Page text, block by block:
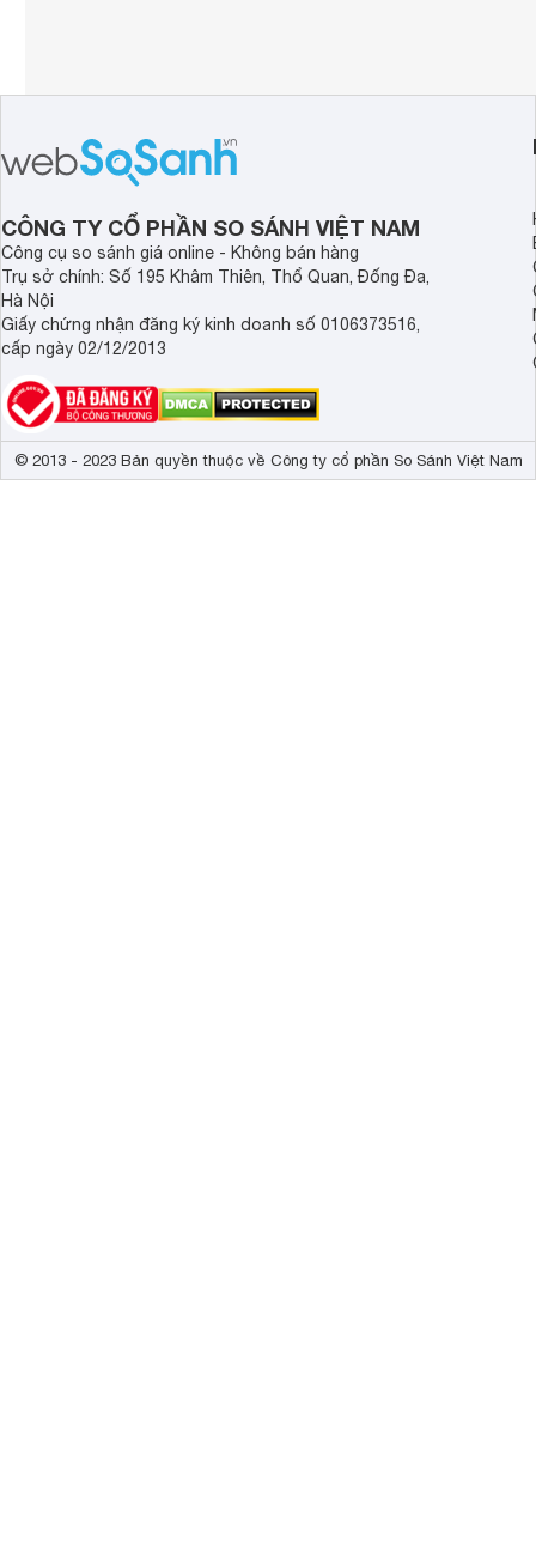
CÔNG TY CỔ PHẦN SO SÁNH VIỆT NAM
Công cụ so sánh giá online - Không bán hàng
Trụ sở chính: Số 195 Khâm Thiên, Thổ Quan, Đống Đa,
Hà Nội
Giấy chứng nhận đăng ký kinh doanh số 0106373516,
cấp ngày 02/12/2013
© 2013 - 2023 Bản quyền thuộc về Công ty cổ phần So Sánh Việt Nam